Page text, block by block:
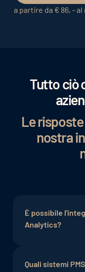
a partire da € 86, - al
Tutto ciò
Le
nostra
È possibile
Analytics?
campagne
Quali sistemi